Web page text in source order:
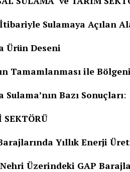
Sulamaya Açılan
Deseni
ile Bölgenin
Bazı Sonuçları:
Yıllık Enerji
GAP